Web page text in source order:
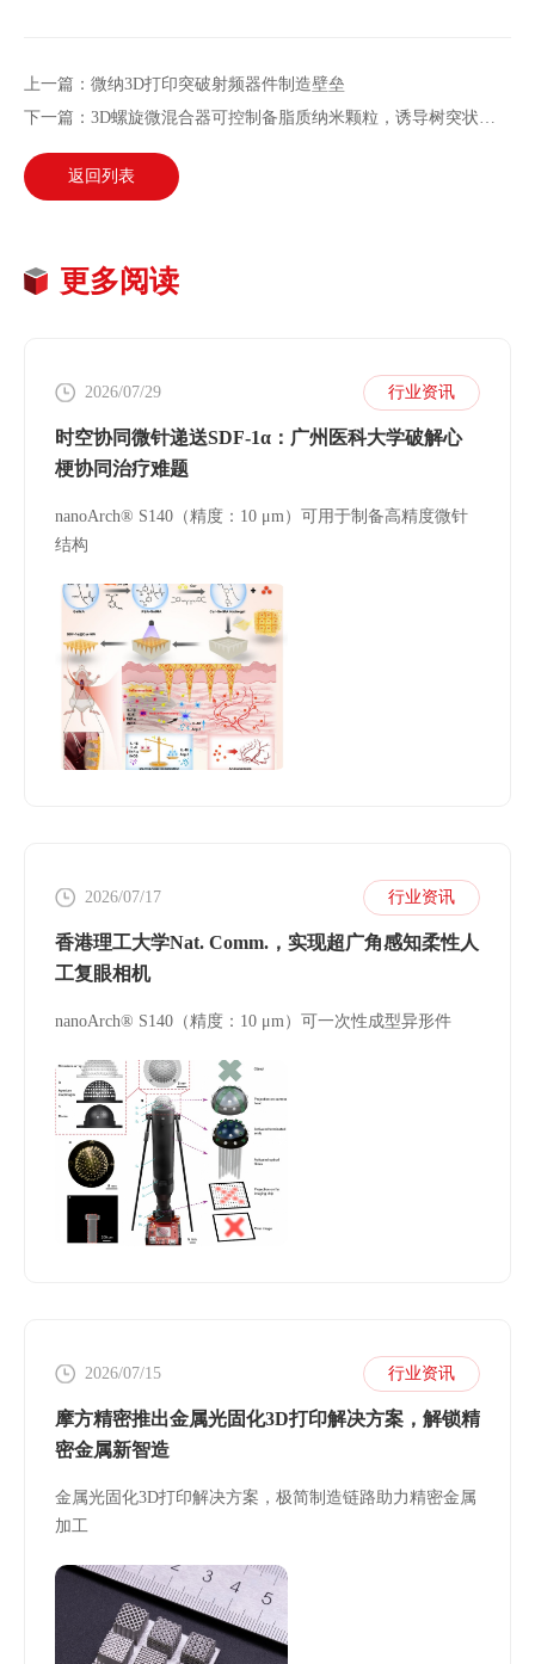
上一篇：微纳3D打印突破射频器件制造壁垒
返回列表
更多阅读
2026/07/29 行业资讯
时空协同微针递送SDF-1α：广州医科大学破解心
梗协同治疗难题
nanoArch® S140（精度：10 μm）可用于制备高精度微针
结构
2026/07/17 行业资讯
香港理工大学Nat. Comm.，实现超广角感知柔性人
工复眼相机
nanoArch® S140（精度：10 μm）可一次性成型异形件
2026/07/15 行业资讯
摩方精密推出金属光固化3D打印解决方案，解锁精
密金属新智造
金属光固化3D打印解决方案，极简制造链路助力精密金属
加工